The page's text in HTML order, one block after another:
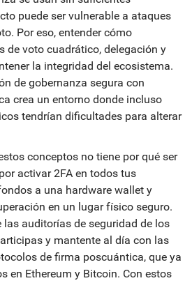
puede ser vulnerable a ataques
Por eso, entender cómo
de voto cuadrático, delegación y
la integridad del ecosistema.
de gobernanza segura con
crea un entorno donde incluso
tendrían dificultades para alterar
conceptos no tiene por qué ser
activar 2FA en todos tus
a una hardware wallet y
en un lugar físico seguro.
las auditorías de seguridad de los
y mantente al día con las
de firma poscuántica, que ya
en Ethereum y Bitcoin. Con estos